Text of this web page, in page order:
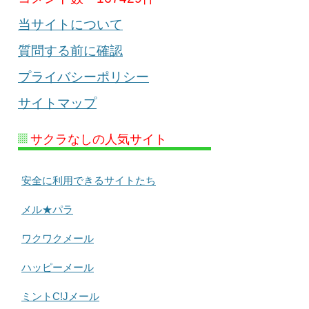
当サイトについて
質問する前に確認
プライバシーポリシー
サイトマップ
サクラなしの人気サイト
安全に利用できるサイトたち
メル★パラ
ワクワクメール
ハッピーメール
ミントC!Jメール